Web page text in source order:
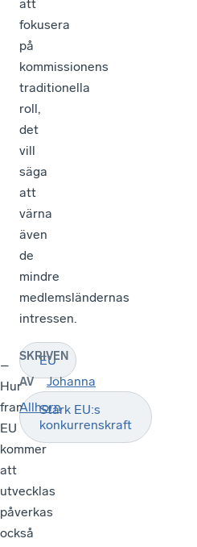
fokusera
på
kommissionens
traditionella
roll,
det
vill
säga
att
värna
även
de
mindre
medlemsländernas
intressen.
Hur
framtidens
EU
kommer
att
utvecklas
påverkas
också
av
EU
Stärk EU:s
konkurrenskraft
SKRIVEN
AV
Johanna
Allhorn